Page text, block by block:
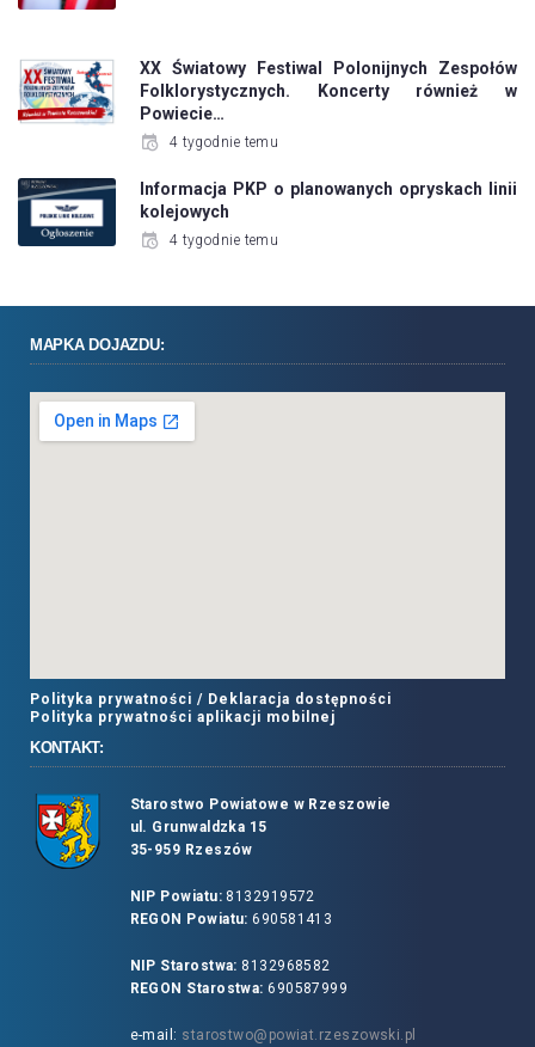
XX Światowy Festiwal Polonijnych Zespołów
Folklorystycznych. Koncerty również w
Powiecie…
4 tygodnie temu
Informacja PKP o planowanych opryskach linii
kolejowych
4 tygodnie temu
MAPKA DOJAZDU:
Polityka prywatności / Deklaracja dostępności
Polityka prywatności aplikacji mobilnej
KONTAKT:
Starostwo Powiatowe w Rzeszowie
ul. Grunwaldzka 15
35-959 Rzeszów
NIP Powiatu:8132919572
REGON Powiatu: 690581413
NIP Starostwa: 8132968582
REGON Starostwa: 690587999
e-mail: starostwo@powiat.rzeszowski.pl